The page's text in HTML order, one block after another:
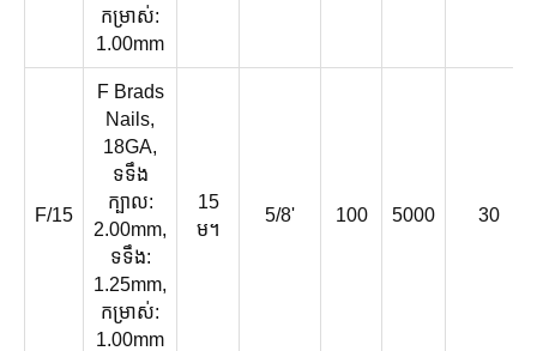
កម្រាស់:
1.00mm
F/15
F Brads
Nails,
18GA,
ទទឹង
ក្បាល:
2.00mm,
ទទឹង:
1.25mm,
កម្រាស់:
1.00mm
15
ម។
5/8' 100 5000 30